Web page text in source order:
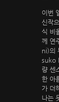
이번
신작
식 비
께 연
ni)의
suko
량 센
한 아
가 더
나는